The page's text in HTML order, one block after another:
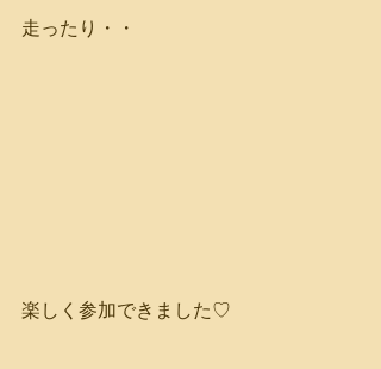
走ったり・・
楽しく参加できました♡